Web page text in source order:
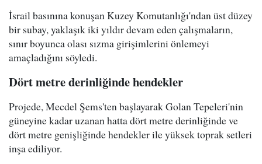
İsrail basınına konuşan Kuzey Komutanlığı'ndan üst düzey
bir subay, yaklaşık iki yıldır devam eden çalışmaların,
sınır boyunca olası sızma girişimlerini önlemeyi
amaçladığını söyledi.
Dört metre derinliğinde hendekler
Projede, Mecdel Şems'ten başlayarak Golan Tepeleri'nin
güneyine kadar uzanan hatta dört metre derinliğinde ve
dört metre genişliğinde hendekler ile yüksek toprak setleri
inşa ediliyor.